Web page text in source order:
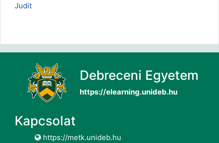
Judit
Debreceni Egyetem
https://elearning.unideb.hu
Kapcsolat
https://metk.unideb.hu